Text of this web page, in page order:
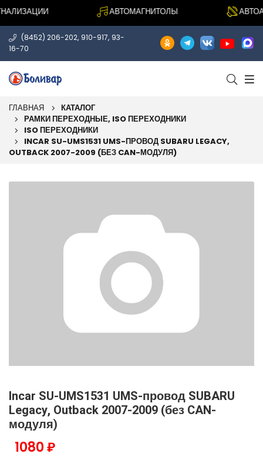
АВТОМАГНИТОЛЫ
(8452) 206-202, 910-917, 93-
16-70
ГЛАВНАЯ
КАТАЛОГ
РАМКИ ПЕРЕХОДНЫЕ, ISO ПЕРЕХОДНИКИ
ISO ПЕРЕХОДНИКИ
INCAR SU-UMS1531 UMS-ПРОВОД SUBARU LEGACY,
OUTBACK 2007-2009 (БЕЗ CAN-МОДУЛЯ)
Incar SU-UMS1531 UMS-провод SUBARU
Legacy, Outback 2007-2009 (без CAN-
модуля)
1080 ₽